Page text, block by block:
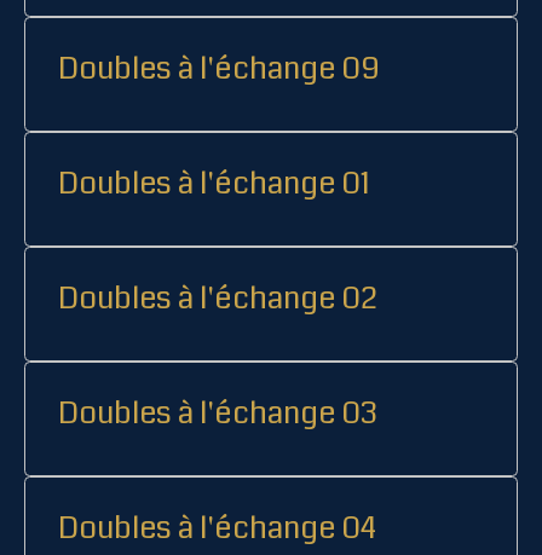
Doubles à l'échange 09
Doubles à l'échange 01
Doubles à l'échange 02
Doubles à l'échange 03
Doubles à l'échange 04